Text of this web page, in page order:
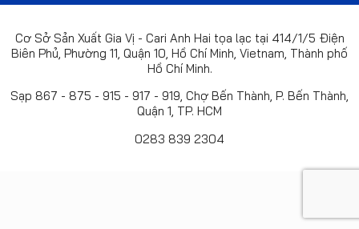
Cơ Sở Sản Xuất Gia Vị - Cari Anh Hai tọa lạc tại 414/1/5 Điện
Biên Phủ, Phường 11, Quận 10, Hồ Chí Minh, Vietnam, Thành phố
Hồ Chí Minh.
Sạp 867 - 875 - 915 - 917 - 919, Chợ Bến Thành, P. Bến Thành,
Quận 1, TP. HCM
0283 839 2304